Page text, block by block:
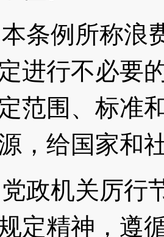
本条例所称浪
进行不必要
范围、标准
，给国家和
党政机关厉行
定精神，遵